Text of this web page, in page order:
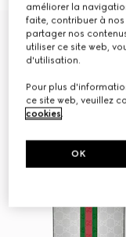
Gucci and HEAD
améliorer la
faite, contribuer à
partager nos
utiliser ce site web,
d'utilisation.
Pour plus
ce site web, veuillez
cookies.
OK